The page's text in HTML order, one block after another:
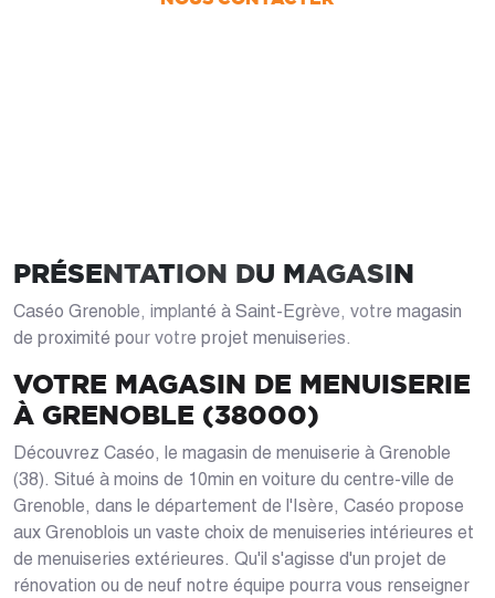
PRÉSENTATION DU MAGASIN
Caséo Grenoble, implanté à Saint-Egrève, votre magasin
de proximité pour votre projet menuiseries.
VOTRE MAGASIN DE MENUISERIE
À GRENOBLE (38000)
Découvrez Caséo, le magasin de menuiserie à Grenoble
(38). Situé à moins de 10min en voiture du centre-ville de
Grenoble, dans le département de l'Isère, Caséo propose
aux Grenoblois un vaste choix de menuiseries intérieures et
de menuiseries extérieures. Qu'il s'agisse d'un projet de
rénovation ou de neuf notre équipe pourra vous renseigner